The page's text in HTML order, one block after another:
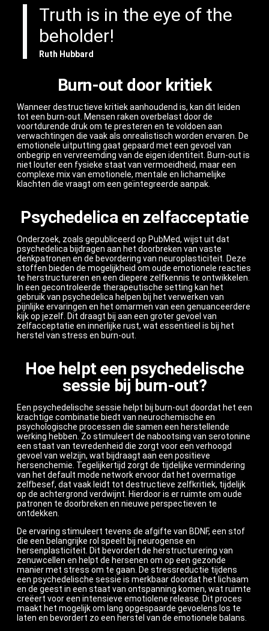
Truth is in the eye of the
beholder!
Ruth Hubbard
Burn-out door kritiek
Wanneer destructieve kritiek aanhoudend is, kan dit leiden
tot een burn-out. Mensen raken overbelast door de
voortdurende druk om te presteren en te voldoen aan
verwachtingen die vaak als onrealistisch worden ervaren. De
emotionele uitputting gaat gepaard met een gevoel van
onbegrip en vervreemding van de eigen identiteit. Burn-out is
niet louter een fysieke staat van vermoeidheid, maar een
complexe mix van emotionele, mentale en lichamelijke
klachten die vraagt om een geïntegreerde aanpak.
Psychedelica en zelfacceptatie
Onderzoek, zoals gepubliceerd op PubMed, wijst uit dat
psychedelica bijdragen aan het doorbreken van vaste
denkpatronen en de bevordering van neuroplasticiteit. Deze
stoffen bieden de mogelijkheid om oude emotionele reacties
te herstructureren en een diepere zelfkennis te ontwikkelen.
In een gecontroleerde therapeutische setting kan het
gebruik van psychedelica helpen bij het verwerken van
pijnlijke ervaringen en het omarmen van een genuanceerdere
kijk op jezelf. Dit draagt bij aan een groter gevoel van
zelfacceptatie en innerlijke rust, wat essentieel is bij het
herstel van stress en burn-out.
Hoe helpt een psychedelische
sessie bij burn-out?
Een psychedelische sessie helpt bij burn-out doordat het een
krachtige combinatie biedt van neurochemische en
psychologische processen die samen een herstellende
werking hebben. Zo stimuleert de nabootsing van serotonine
een staat van tevredenheid die zorgt voor een verhoogd
gevoel van welzijn, wat bijdraagt aan een positieve
hersenchemie. Tegelijkertijd zorgt de tijdelijke vermindering
van het default mode network ervoor dat het overmatige
zelfbesef, dat vaak leidt tot destructieve zelfkritiek, tijdelijk
op de achtergrond verdwijnt. Hierdoor is er ruimte om oude
patronen te doorbreken en nieuwe perspectieven te
ontdekken.
De ervaring stimuleert tevens de afgifte van BDNF, een stof
die een belangrijke rol speelt bij neurogense en
hersenplasticiteit. Dit bevordert de herstructurering van
zenuwcellen en helpt de hersenen om op een gezonde
manier met stress om te gaan. De stressreductie tijdens
een psychedelische sessie is merkbaar doordat het lichaam
en de geest in een staat van ontspanning komen, wat ruimte
creëert voor een intensieve emotiolene release. Dit proces
maakt het mogelijk om lang opgespaarde gevoelens los te
laten en bevordert zo een herstel van de emotionele balans.